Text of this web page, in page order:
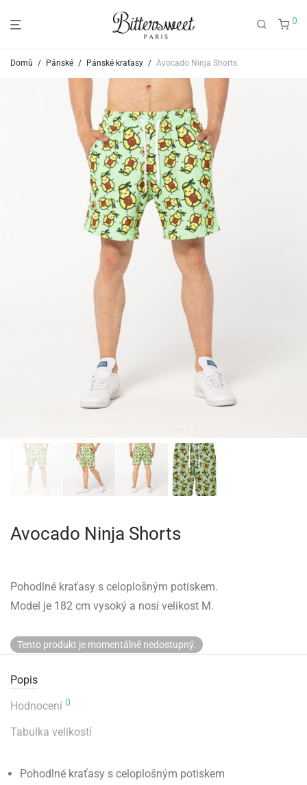
0
Domů / Pánské / Pánské kraťasy / Avocado Ninja Shorts
Avocado Ninja Shorts
Pohodlné kraťasy s celoplošným potiskem.
Model je 182 cm vysoký a nosí velikost M.
Tento produkt je momentálně nedostupný.
Popis
Hodnocení 0
Tabulka velikostí
Pohodlné kraťasy s celoplošným potiskem